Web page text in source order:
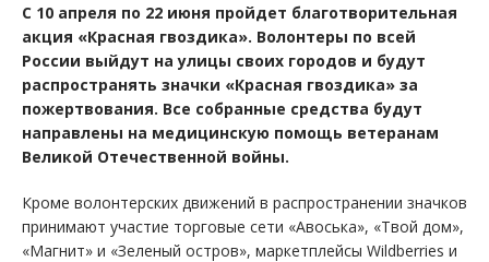
С 10 апреля по 22 июня пройдет благотворительная
акция «Красная гвоздика». Волонтеры по всей
России выйдут на улицы своих городов и будут
распространять значки «Красная гвоздика» за
пожертвования. Все собранные средства будут
направлены на медицинскую помощь ветеранам
Великой Отечественной войны.
Кроме волонтерских движений в распространении значков
принимают участие торговые сети «Авоська», «Твой дом»,
«Магнит» и «Зеленый остров», маркетплейсы Wildberries и